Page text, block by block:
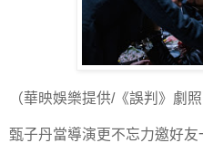
（華映娛樂提供/《誤判》劇
甄子丹當導演更不忘力邀好